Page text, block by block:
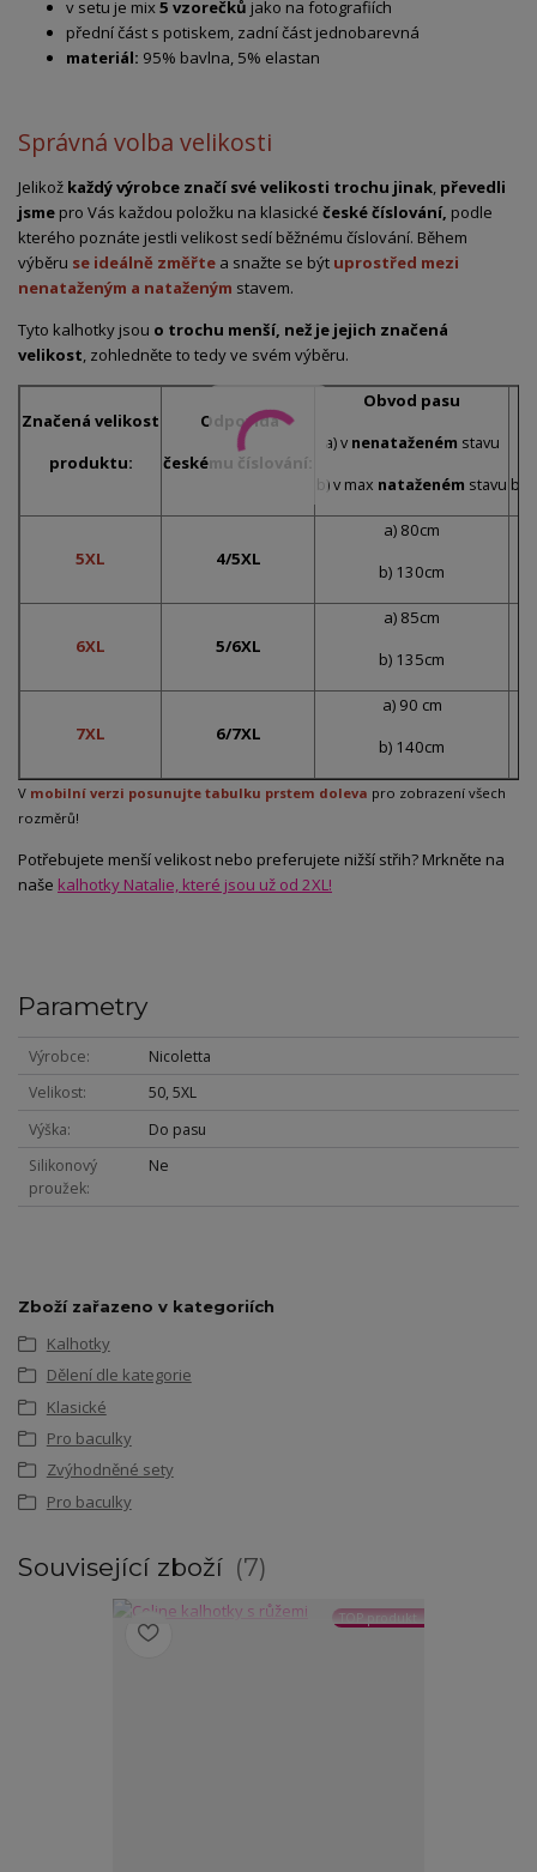
v setu je mix 5 vzorečků jako na fotografiích
přední část s potiskem, zadní část jednobarevná
materiál: 95% bavlna, 5% elastan
Správná volba velikosti
Jelikož každý výrobce značí své velikosti trochu jinak převedli
jsme pro Vás každou položku na klasické české číslování, podle
kterého poznáte jestli velikost sedí běžnému číslování. Během
výběru se ideálně změřte a snažte se být uprostřed mezi
nenataženým a nataženým stavem.
Tyto kalhotky jsou o trochu menší, než je jejich značená
velikost , zohledněte to tedy ve svém výběru.
Značená velikost
produktu:
Odpovídá
českému číslování:
Obvod pasu
a) v nenataženém stavu
b) v max nataženém stavu b)
5XL 4/5XL
a) 80cm
b) 130cm
6XL 5/6XL
a) 85cm
b) 135cm
7XL 6/7XL
a) 90 cm
b) 140cm
V mobilní verzi posunujte tabulku prstem doleva pro zobrazení všech
rozměrů!
Potřebujete menší velikost nebo preferujete nižší střih? Mrkněte na
naše kalhotky Natalie, které jsou už od 2XL!
Parametry
Výrobce
Nicoletta
Velikost
50, 5XL
Výška
Do pasu
Silikonový
proužek
Ne
Zboží zařazeno v kategoriích
Kalhotky
Dělení dle kategorie
Klasické
Pro baculky
Zvýhodněné sety
Pro baculky
Související zboží 7
TOP produkt